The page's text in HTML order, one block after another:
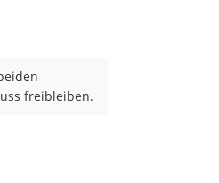
freibleiben.